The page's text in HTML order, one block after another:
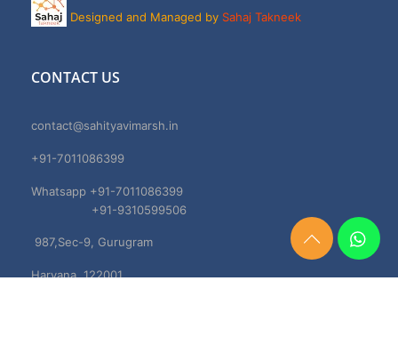
Designed and Managed by Sahaj Takneek
CONTACT US
contact@sahityavimarsh.in
+91-7011086399
Whatsapp +91-7011086399
+91-9310599506
987,Sec-9, Gurugram
Haryana, 122001
Need